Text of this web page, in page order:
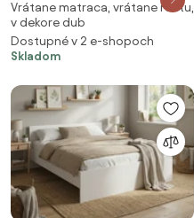
lanýž Rošt: S latkovým roštom,
Matrac: Matrac SOMMERA 18
cm
Vrátane matraca, vrátane roštu,
v dekore dub
Dostupné v 2 e-shopoch
Skladom